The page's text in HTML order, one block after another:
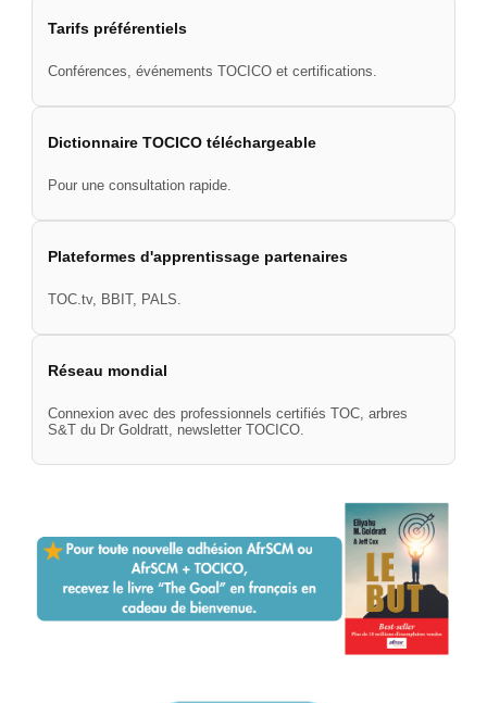
Tarifs préférentiels
Conférences, événements TOCICO et certifications.
Dictionnaire TOCICO téléchargeable
Pour une consultation rapide.
Plateformes d'apprentissage partenaires
TOC.tv, BBIT, PALS.
Réseau mondial
Connexion avec des professionnels certifiés TOC, arbres
S&T du Dr Goldratt, newsletter TOCICO.